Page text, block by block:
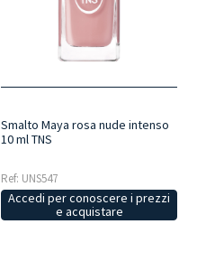
Smalto Maya rosa nude intenso
10 ml TNS
Ref: UNS547
Accedi per conoscere i prezzi
e acquistare